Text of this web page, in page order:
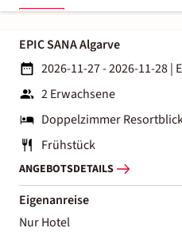
EPIC SANA Algarve
2026-11-27 - 2026-11-28|
2 Erwachsene
Doppelzimmer
Frühstück
ANGEBOTSDETAILS
Eigenanreise
Nur Hotel